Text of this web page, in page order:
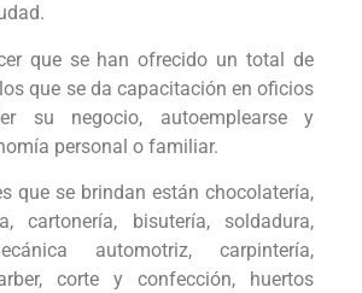
que se han ofrecido un total de
que se da capacitación en oficios
su negocio, autoemplearse y
personal o familiar.
que se brindan están chocolatería,
cartonería, bisutería, soldadura,
automotriz, carpintería,
corte y confección, huertos